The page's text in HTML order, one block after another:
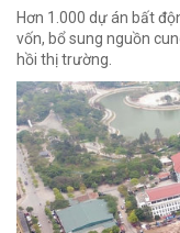
Hơn 1.000 dự án bất
vốn, bổ sung nguồn
hồi thị trường.